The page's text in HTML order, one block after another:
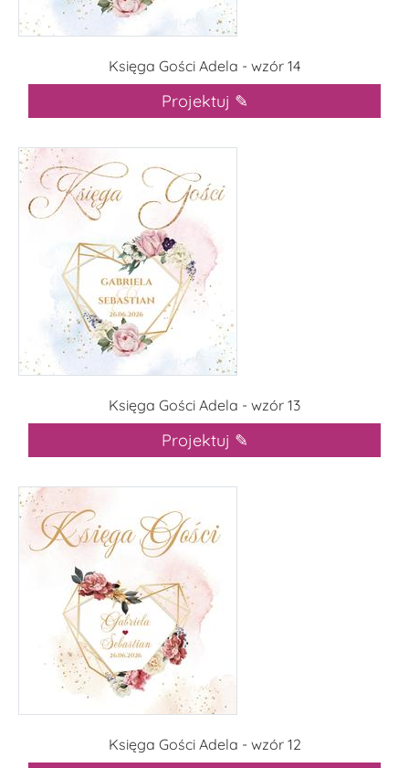
Księga Gości Adela - wzór 14
Projektuj ✎
Księga Gości Adela - wzór 13
Projektuj ✎
Księga Gości Adela - wzór 12